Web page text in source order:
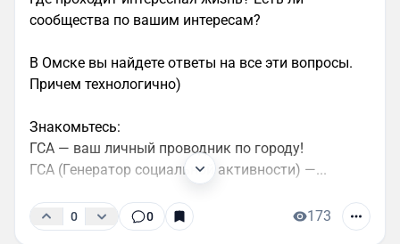
сообщества по вашим интересам?
В Омске вы найдете ответы на все эти вопросы.
Причем технологично)
Знакомьтесь:
ГСА — ваш личный проводник по городу!
ГСА (Генератор социальной активности) —...
0 0 173